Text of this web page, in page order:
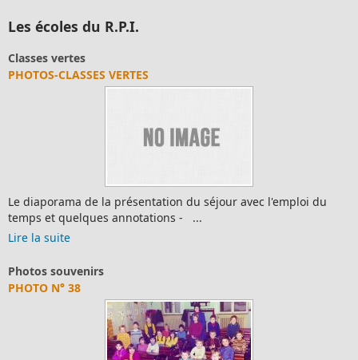
Les écoles du R.P.I.
Classes vertes
PHOTOS-CLASSES VERTES
Le diaporama de la présentation du séjour avec l'emploi du
temps et quelques annotations - ...
Lire la suite
Photos souvenirs
PHOTO N° 38